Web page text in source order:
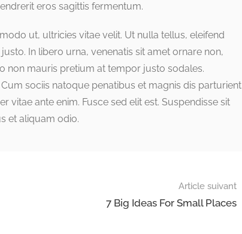
eros sagittis fermentum.
ut, ultricies vitae velit. Ut nulla tellus, eleifend
In libero urna, venenatis sit amet ornare non,
non mauris pretium at tempor justo sodales.
sociis natoque penatibus et magnis dis parturient
vitae ante enim. Fusce sed elit est. Suspendisse sit
et aliquam odio.
Article suivant
7 Big Ideas For Small Places